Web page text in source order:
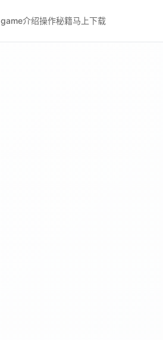
game介绍操作秘籍马上下载